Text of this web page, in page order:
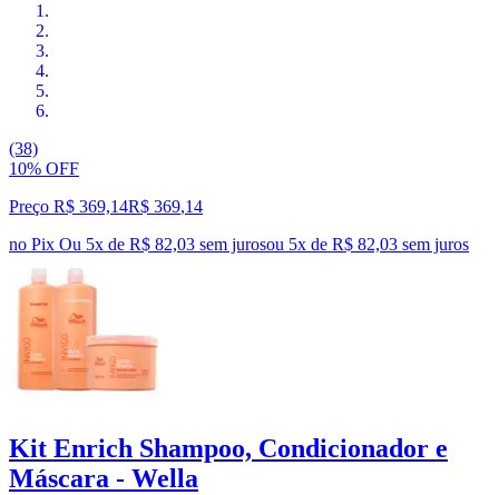
(38)
10% OFF
Preço R$ 369,14R$ 369,14
no Pix Ou 5x de R$ 82,03 sem jurosou 5x de R$ 82,03 sem juros
Kit Enrich Shampoo, Condicionador e
Máscara - Wella